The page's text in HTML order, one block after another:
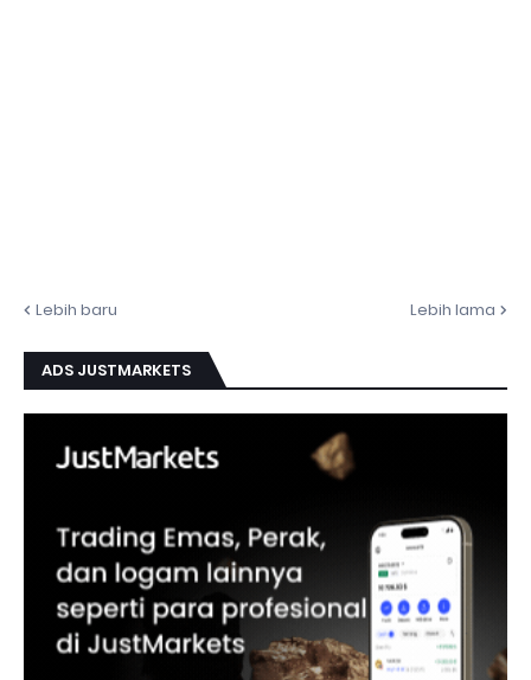
Lebih baru Lebih lama
ADS JUSTMARKETS